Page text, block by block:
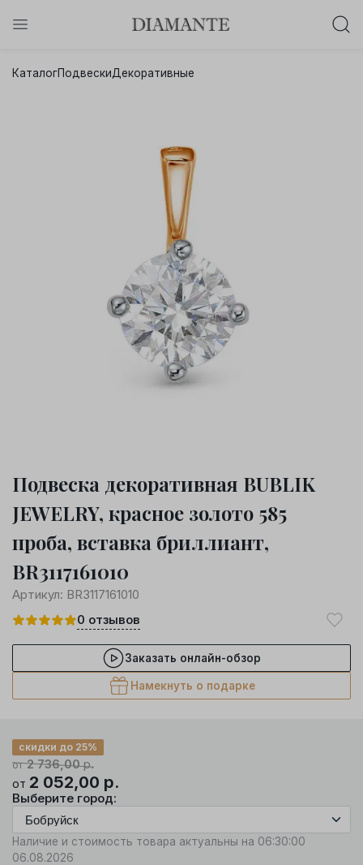
Осталось:
КаталогПодвескиДекоративные
Подвеска декоративная BUBLIK
JEWELRY, красное золото 585
проба, вставка бриллиант,
BR3117161010
Артикул: BR3117161010
0 отзывов
Заказать онлайн-обзор
Намекнуть о подарке
от2 736,00р.
скидки до 25%
от 2 052,00 р.
Выберите город:
Наличие и стоимость товара актуальны на 06:30:00
06.08.2026